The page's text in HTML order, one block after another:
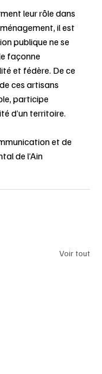
leur rôle dans
il est
publique ne se
façonne
et fédère. De ce
ces artisans
participe
d’un territoire.
et de
de l’Ain
Voir tout